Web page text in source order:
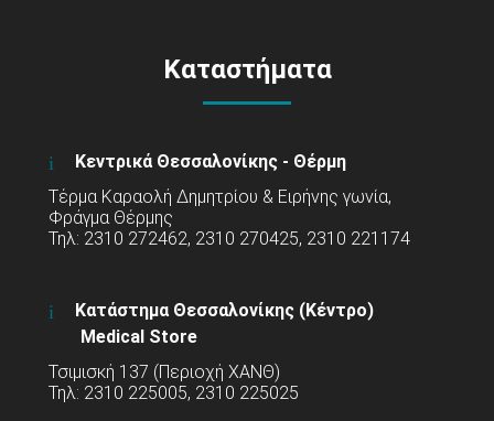
Καταστήματα
Κεντρικά Θεσσαλονίκης - Θέρμη
Τέρμα Καραολή Δημητρίου & Ειρήνης γωνία,
Φράγμα Θέρμης
Τηλ: 2310 272462, 2310 270425, 2310 221174
Κατάστημα Θεσσαλονίκης (Κέντρο)
Medical Store
Τσιμισκή 137 (Περιοχή ΧΑΝΘ)
Τηλ: 2310 225005, 2310 225025